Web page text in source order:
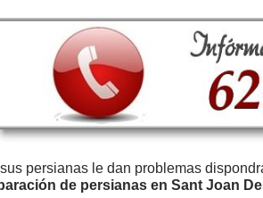
persianas le dan problemas
de persianas en Sant Joan